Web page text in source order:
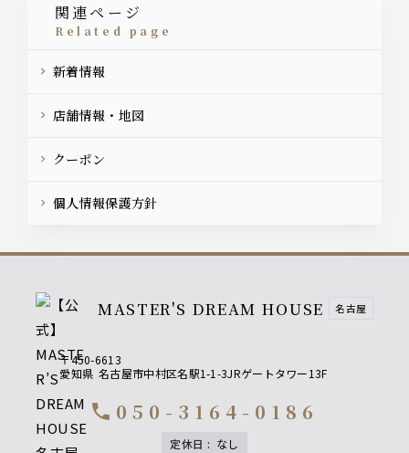
関連ページ
related page
新着情報
店舗情報・地図
クーポン
個人情報保護方針
MASTER'S DREAM HOUSE 名古屋
〒450-6613
愛知県 名古屋市中村区名駅1-1-3JRゲートタワー13F
call 050-3164-0186
定休日 : なし